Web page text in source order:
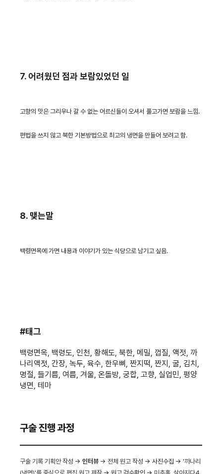
7. 어려웠던 점과 보람있었던 일
고향의 맛은 그리우나 갈 수 없는 어르신들이 오셔서 풀고가면 보람을 느낌.
편법을 쓰지 않고 북한 기본방법으로 최고의 냉면을 만들어 보려고 함.
8. 맺는말
백령면옥에 가면 내용과 이야기가 있는 식당으로 남기고 싶음.
#태그
백령면옥, 백령도, 인천, 황해도, 북한, 메밀, 껍질, 액젓, 까
나리액젓, 간장, 녹두, 육수, 한우뼈, 짠지떡, 짠지, 굴, 김치,
명절, 들기름, 여름, 겨울, 온돌방, 궁합, 고향, 실업민, 평양
냉면, 테마
구술 진행 과정
구술 기록 기획안 작성 → 인터뷰 → 전체 원고 작성 → 사진수집 → '까나리